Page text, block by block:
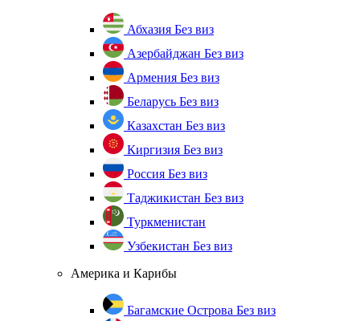
Абхазия Без виз
Азербайджан Без виз
Армения Без виз
Беларусь Без виз
Казахстан Без виз
Киргизия Без виз
Россия Без виз
Таджикистан Без виз
Туркменистан
Узбекистан Без виз
Америка и Карибы
Багамские Острова Без виз